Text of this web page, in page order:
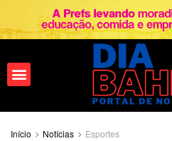
Início Notícias Esportes